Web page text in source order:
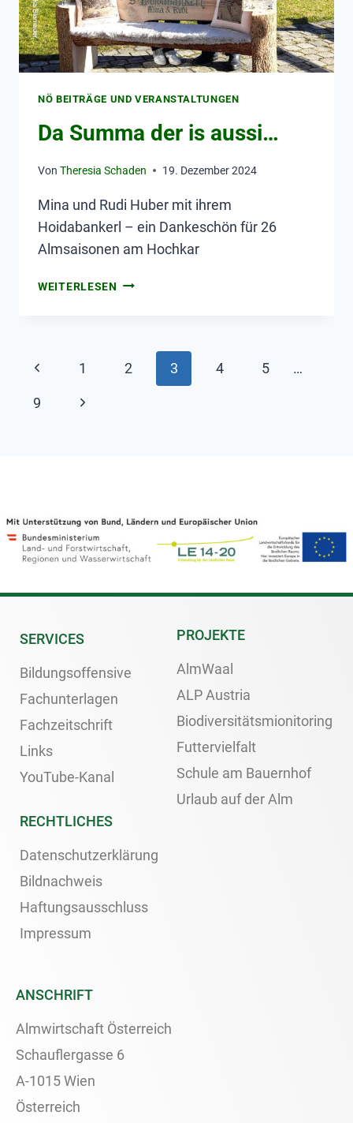
NÖ BEITRÄGE UND VERANSTALTUNGEN
Da Summa der is aussi…
Von Theresia Schaden 19. Dezember 2024
Mina und Rudi Huber mit ihrem
Hoidabankerl – ein Dankeschön für 26
Almsaisonen am Hochkar
WEITERLESEN
1 2 3 4 5 …
9
SERVICES
Bildungsoffensive
Fachunterlagen
Fachzeitschrift
Links
YouTube-Kanal
PROJEKTE
AlmWaal
ALP Austria
Biodiversitätsmionitoring
Futtervielfalt
Schule am Bauernhof
Urlaub auf der Alm
RECHTLICHES
Datenschutzerklärung
Bildnachweis
Haftungsausschluss
Impressum
ANSCHRIFT
Almwirtschaft Österreich
Schauflergasse 6
A-1015 Wien
Österreich